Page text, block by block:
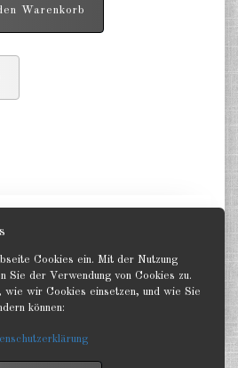
Cookies ein. Mit der Nutzung
Sie der Verwendung von Cookies zu.
wir Cookies einsetzen, und wie Sie
können:
Warenkorb